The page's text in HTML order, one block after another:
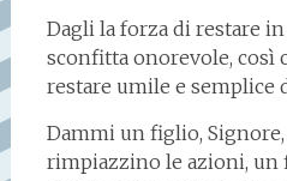
Dagli la forza di restare
sconfitta onorevole, così
restare umile e semplice
Dammi un figlio,
rimpiazzino le azioni, un